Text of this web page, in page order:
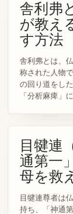
舎利弗
が教え
す方法
舎利弗とは、
称された人物
の回り道をし
「分析麻痺」
目犍連
通第一
母を救
目犍連尊者は
持ち、「神通